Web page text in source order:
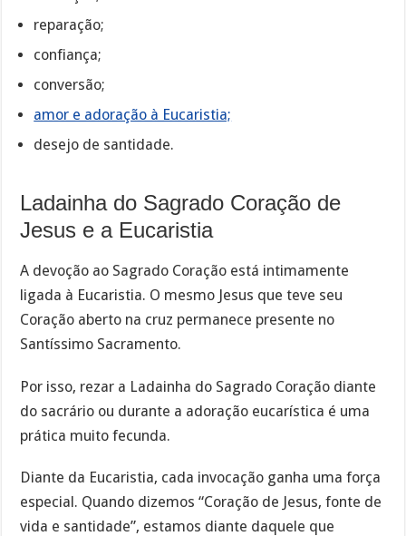
reparação;
confiança;
conversão;
amor e adoração à Eucaristia;
desejo de santidade.
Ladainha do Sagrado Coração de
Jesus e a Eucaristia
A devoção ao Sagrado Coração está intimamente
ligada à Eucaristia. O mesmo Jesus que teve seu
Coração aberto na cruz permanece presente no
Santíssimo Sacramento.
Por isso, rezar a Ladainha do Sagrado Coração diante
do sacrário ou durante a adoração eucarística é uma
prática muito fecunda.
Diante da Eucaristia, cada invocação ganha uma força
especial. Quando dizemos “Coração de Jesus, fonte de
vida e santidade”, estamos diante daquele que